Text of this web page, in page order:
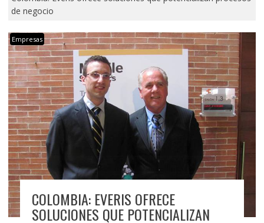
de negocio
Empresas
COLOMBIA: EVERIS OFRECE
SOLUCIONES QUE POTENCIALIZAN